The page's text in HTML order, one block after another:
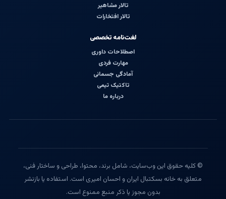
تالار مشاهیر
تالار افتخارات
لغت‌نامه تخصصی
اصطلاحات داوری
مهارت فردی
آمادگی جسمانی
تاکتیک تیمی
درباره ما
© کلیه حقوق این وب‌سایت، شامل برند، محتوا، طراحی و ساختار فنی،
متعلق به خانه بسکتبال ایران و احسان امیری است. استفاده یا بازنشر
بدون مجوز یا ذکر منبع ممنوع است.